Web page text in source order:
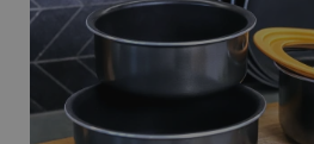
Privacy Policy